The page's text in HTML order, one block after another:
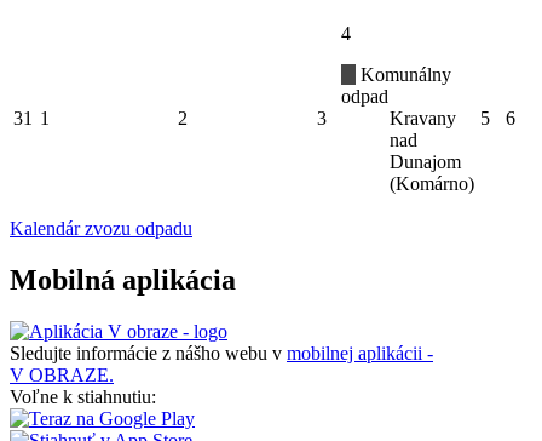
31 1 2 3
4
Komunálny
odpad
Kravany
nad
Dunajom
(Komárno)
5 6
Kalendár zvozu odpadu
Mobilná aplikácia
Sledujte informácie z nášho webu v mobilnej aplikácii -
V OBRAZE.
Voľne k stiahnutiu: